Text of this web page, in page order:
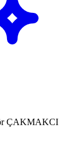
ÇAKMAKCI